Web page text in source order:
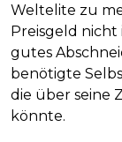
Weltelite zu
Preisgeld nicht
gutes
benötigte
die über seine
könnte.